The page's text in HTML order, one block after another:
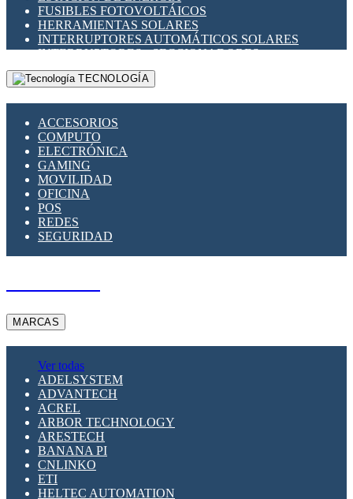
FUSIBLES FOTOVOLTÁICOS
HERRAMIENTAS SOLARES
INTERRUPTORES AUTOMÁTICOS SOLARES
INTERRUPTORES - SECCIONADORES
FOTOVOLTÁICOS
MONTAJE PANEL SOLAR
SUPRESOR DE TRANSIENTES SPDS PARA
APLICACIONES FOTOVOLTAICAS
TECNOLOGÍA
ACCESORIOS
COMPUTO
ELECTRÓNICA
GAMING
MOVILIDAD
OFICINA
POS
REDES
SEGURIDAD
MARCAS
Ver todas
ADELSYSTEM
ADVANTECH
ACREL
ARBOR TECHNOLOGY
ARESTECH
BANANA PI
CNLINKO
ETI
HELTEC AUTOMATION